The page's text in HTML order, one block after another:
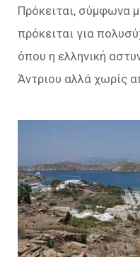
Πρόκειται, σύμφωνα
πρόκειται για
όπου η ελληνική
Άντριου αλλά χωρίς